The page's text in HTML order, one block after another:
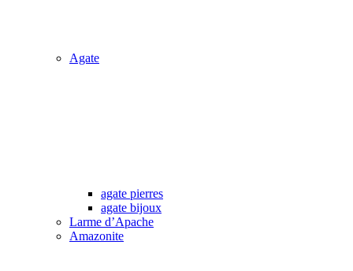
Agate
agate pierres
agate bijoux
Larme d’Apache
Amazonite